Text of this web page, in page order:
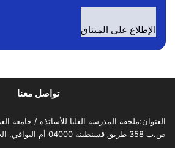
الإطلاع على الميثاق
تواصل معنا
العنوان:ملحقة المدرسة العليا للأساتذة / جامعة
ص.ب 358 طريق قسنطينة 04000 أم البواقي. الجزائر